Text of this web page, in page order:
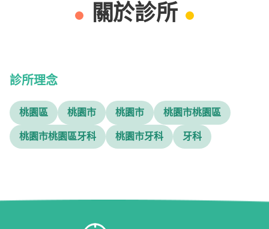
關於診所
診所理念
桃園區 桃園市 桃園市 桃園市桃園區
桃園市桃園區牙科 桃園市牙科 牙科